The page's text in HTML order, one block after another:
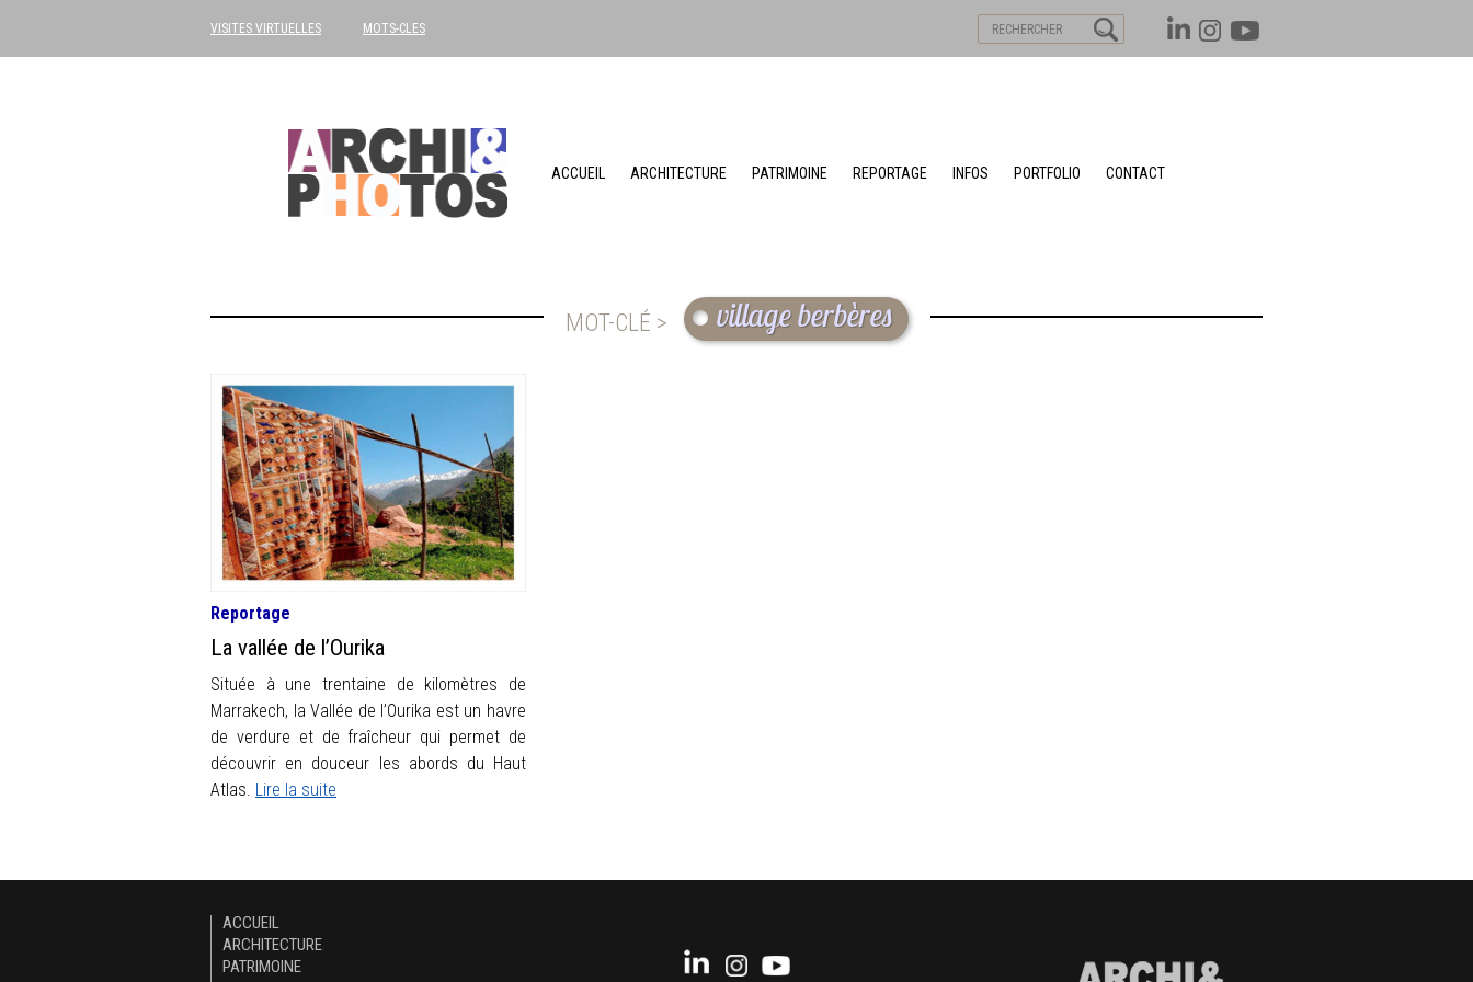
VISITES VIRTUELLES MOTS-CLES
ACCUEIL ARCHITECTURE PATRIMOINE REPORTAGE INFOS PORTFOLIO CONTACT
MOT-CLÉ > village berbères
Reportage
La vallée de l’Ourika
Située à une trentaine de kilomètres de
Marrakech, la Vallée de l’Ourika est un havre
de verdure et de fraîcheur qui permet de
découvrir en douceur les abords du Haut
Atlas. Lire la suite
ACCUEIL
ARCHITECTURE
PATRIMOINE